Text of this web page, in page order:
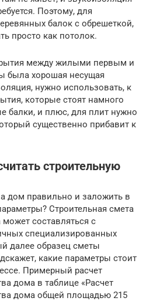
Поэтому, для
балок с обрешеткой,
просто как потолок.
между жилыми первым и
была хорошая несущая
нужно использовать, к
которые стоят намного
балки, и плюс, для плит нужно
существенно прибавит к
строительную
дом правильно и заложить в
Строительная смета
составляться с
специализированных
далее образец сметы
какие параметры стоит
Примерный расчет
дома в таблице «Расчет
дома общей площадью 215